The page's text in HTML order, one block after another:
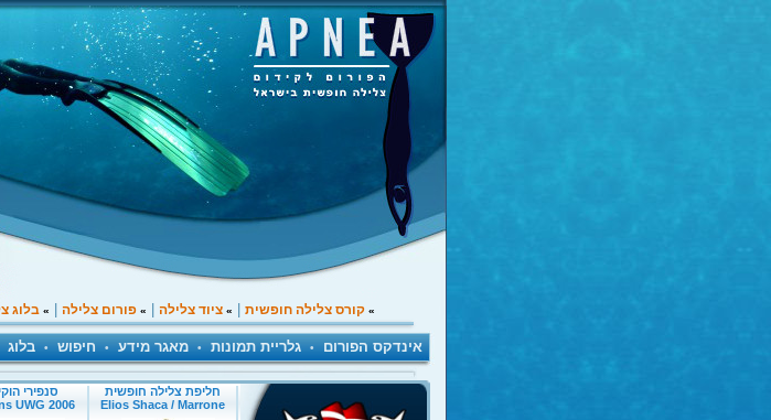
» קורס צלילה חופשית » ציוד צלילה » פורום צלילה » בלוג
אינדקס הפורום • גלריית תמונות • מאגר מידע • חיפוש • בלוג